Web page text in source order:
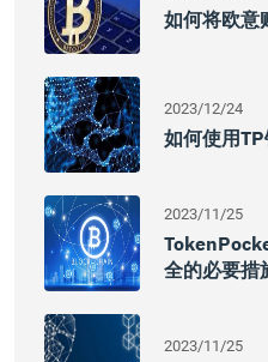
如何将欧意
2023/12/24
如何使用
2023/11/25
全的必要措
2023/11/25